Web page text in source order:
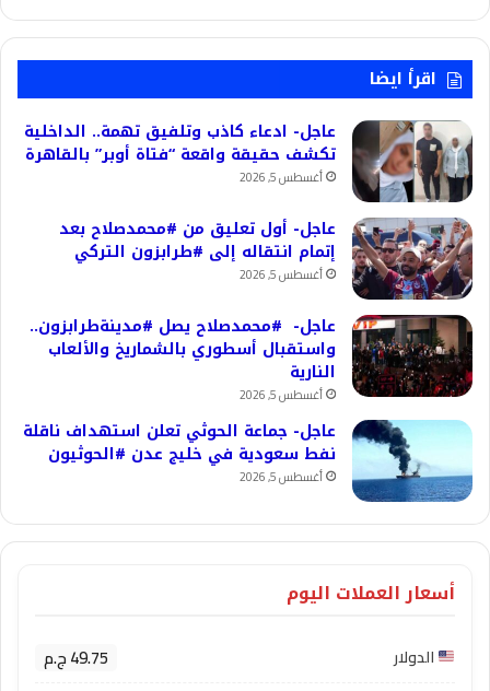
اقرأ ايضا
عاجل- ادعاء كاذب وتلفيق تهمة.. الداخلية
تكشف حقيقة واقعة “فتاة أوبر” بالقاهرة
أغسطس 5, 2026
عاجل- أول تعليق من #محمدصلاح بعد
إتمام انتقاله إلى #طرابزون التركي
أغسطس 5, 2026
عاجل- #محمدصلاح يصل #مدينةطرابزون..
واستقبال أسطوري بالشماريخ والألعاب
النارية
أغسطس 5, 2026
عاجل- جماعة الحوثي تعلن استهداف ناقلة
نفط سعودية في خليج عدن #الحوثيون
أغسطس 5, 2026
أسعار العملات اليوم
الدولار 49.75 ج.م